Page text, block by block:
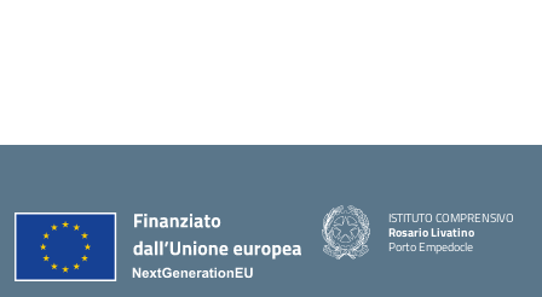
ISTITUTO COMPRENSIVO
Rosario Livatino
Porto Empedocle